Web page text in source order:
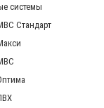
системы
Стандарт